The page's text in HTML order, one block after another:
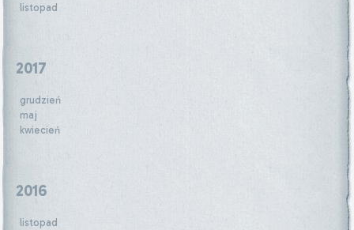
listopad
2017
grudzień
maj
kwiecień
2016
listopad